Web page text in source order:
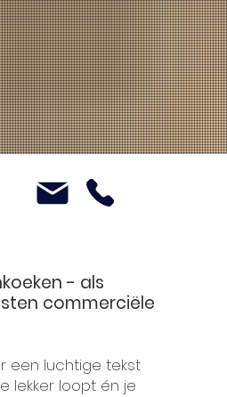
- als
commerciële
een luchtige tekst
lekker loopt én je